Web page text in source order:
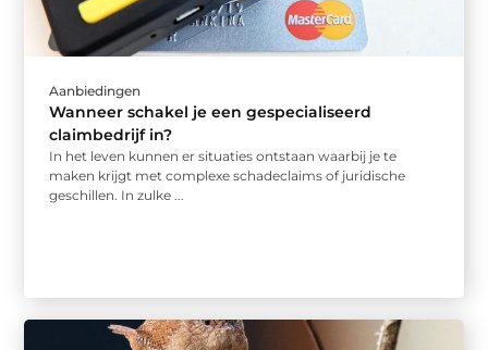
Aanbiedingen
Wanneer schakel je een gespecialiseerd
claimbedrijf in?
In het leven kunnen er situaties ontstaan waarbij je te
maken krijgt met complexe schadeclaims of juridische
geschillen. In zulke ...